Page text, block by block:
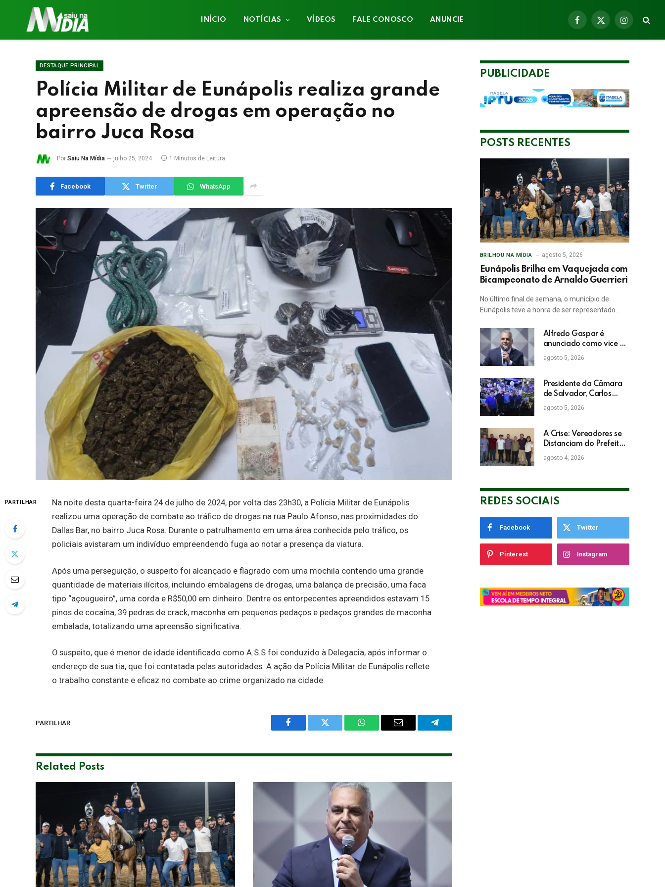
INÍCIO NOTÍCIAS VÍDEOS FALE CONOSCO ANUNCIE
Facebook
X
Instagram
DESTAQUE PRINCIPAL
Polícia Militar de Eunápolis realiza grande
apreensão de drogas em operação no
bairro Juca Rosa
Por Saiu Na Mídia julho 25, 2024 1 Minutos de Leitura
Facebook Twitter WhatsApp
PARTILHAR
Na noite desta quarta-feira 24 de julho de 2024, por volta das 23h30, a Polícia Militar de Eunápolis
realizou uma operação de combate ao tráfico de drogas na rua Paulo Afonso, nas proximidades do
Dallas Bar, no bairro Juca Rosa. Durante o patrulhamento em uma área conhecida pelo tráfico, os
policiais avistaram um indivíduo empreendendo fuga ao notar a presença da viatura.
Após uma perseguição, o suspeito foi alcançado e flagrado com uma mochila contendo uma grande
quantidade de materiais ilícitos, incluindo embalagens de drogas, uma balança de precisão, uma faca
tipo “açougueiro”, uma corda e R$50,00 em dinheiro. Dentre os entorpecentes apreendidos estavam 15
pinos de cocaína, 39 pedras de crack, maconha em pequenos pedaços e pedaços grandes de maconha
embalada, totalizando uma apreensão significativa.
O suspeito, que é menor de idade identificado como A.S.S foi conduzido à Delegacia, após informar o
endereço de sua tia, que foi contatada pelas autoridades. A ação da Polícia Militar de Eunápolis reflete
o trabalho constante e eficaz no combate ao crime organizado na cidade.
PARTILHAR
Facebook Twitter WhatsAppEmail Telegram
Related Posts
PUBLICIDADE
POSTS RECENTES
BRILHOU NA MÍDIA agosto 5, 2026
Eunápolis Brilha em Vaquejada com
Bicampeonato de Arnaldo Guerrieri
No último final de semana, o município de
Eunápolis teve a honra de ser representado…
Alfredo Gaspar é
anunciado como vice de
Flávio Bolsonaro
agosto 5, 2026
Presidente da Câmara
de Salvador, Carlos
Muniz confirma apoio a
ACM Neto: “Irei lutar
campanha”
agosto 5, 2026
A Crise: Vereadores se
Distanciam do Prefeito
de Eunápolis Robério
Oliveira nas Eleições
agosto 4, 2026
REDES SOCIAIS
Facebook Twitter
Pinterest Instagram